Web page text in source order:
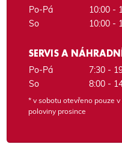
Po-Pá
10:00 -
So
10:00 -
SERVIS A
Po-Pá
7:30 -
So
8:00 -
* v sobotu otevřeno pouze
poloviny prosince